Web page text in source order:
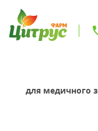
для медичного